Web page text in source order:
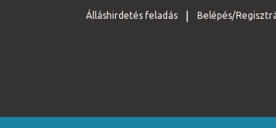
Belépés/
Álláshirdetés feladás